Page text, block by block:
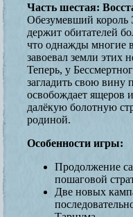
Часть шестая:
Обезумевший
держит обитателей
что однажды многие
завоевал земли этих
Теперь, у
загладить свою вину
освобождает ящеров
далёкую болотную
родиной.
Особенности игры:
Продолжение
пошаговой
Две новых